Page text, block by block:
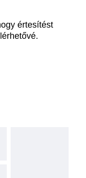
értesítést